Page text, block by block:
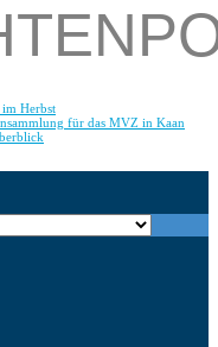
Herbst
für das MVZ in Kaan